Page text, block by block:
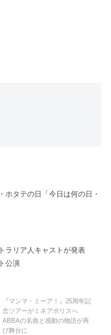
ホタテの日「今日は何の日・
ラリア人キャストが発表
公演
『マンマ・ミーア！』25周年記
念ツアーがミネアポリスへ
ABBAの名曲と感動の物語が再
び舞台に